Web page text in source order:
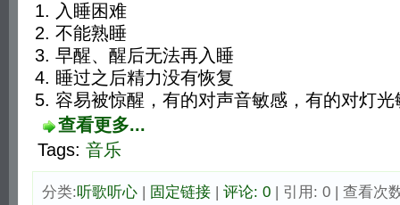
1. 入睡困难
2. 不能熟睡
3. 早醒、醒后无法再入睡
4. 睡过之后精力没有恢复
5. 容易被惊醒，有的对声音敏感，有的对灯光
查看更多...
Tags: 音乐
分类:听歌听心| 固定链接| 评论: 0| 引用: 0 | 查看次